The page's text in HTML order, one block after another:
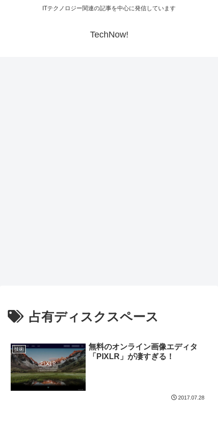
ITテクノロジー関連の記事を中心に発信しています
TechNow!
占有ディスクスペース
技術
無料のオンライン画像エディタ
「PIXLR」が凄すぎる！
2017.07.28